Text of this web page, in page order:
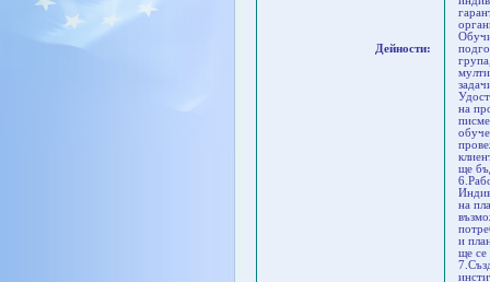
Дейности:
на
ще
на
и
ще се